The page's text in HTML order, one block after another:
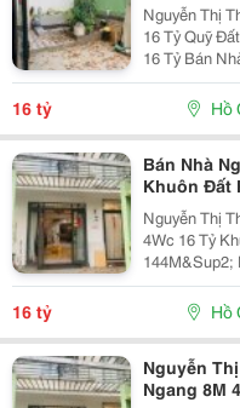
Nguyễn Thị
16 Tỷ Quỹ
16 Tỷ Bán
8X18M =
16 tỷ Hồ
Bán Nhà
Khuôn Đất
Nguyễn Thị
4Wc 16 Tỷ
144M&Sup2;
Quận 7 Diện
Tầng Công
Nổi Bật...
16 tỷ Hồ
Nguyễn
Ngang 8M